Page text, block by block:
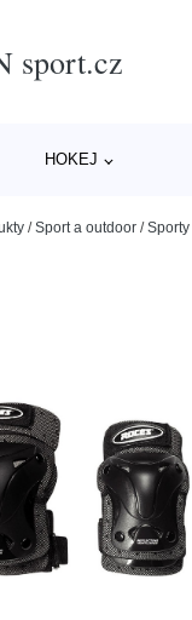
sport.cz
HOKEJ
/Sport a outdoor /Sporty